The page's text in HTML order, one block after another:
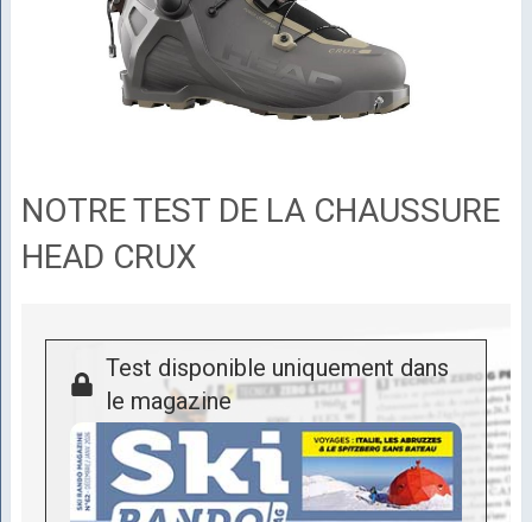
NOTRE TEST DE LA CHAUSSURE
HEAD CRUX
Test disponible uniquement dans
le magazine